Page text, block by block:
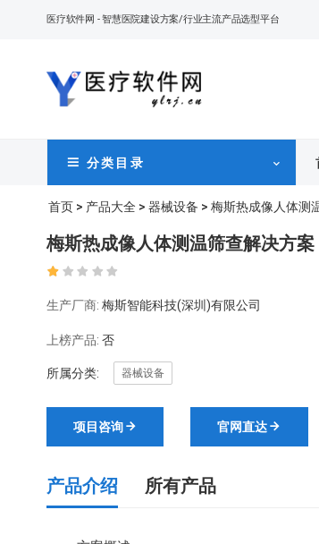
医疗软件网 - 智慧医院建设方案/行业主流产品选型平台
分 类 目 录
首页 > 产品大全 > 器械设备 > 梅斯热成像人体测
梅斯热成像人体测温筛查解决方案
生产厂商: 梅斯智能科技(深圳)有限公司
上榜产品: 否
所属分类: 器械设备
项目咨询 官网直达
产品介绍 所有产品
梅斯热成像人体测温筛查解决方案